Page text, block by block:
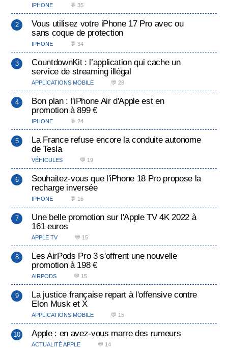
IPHONE 💬 35
Vous utilisez votre iPhone 17 Pro avec ou
sans coque de protection
IPHONE 💬 34
CountdownKit : l’application qui cache un
service de streaming illégal
APPLICATIONS MOBILE 💬 28
Bon plan : l'iPhone Air d'Apple est en
promotion à 899 €
IPHONE 💬 24
La France refuse encore la conduite autonome
de Tesla
VÉHICULES 💬 19
Souhaitez-vous que l'iPhone 18 Pro propose la
recharge inversée
IPHONE 💬 16
Une belle promotion sur l'Apple TV 4K 2022 à
161 euros
APPLE TV 💬 15
Les AirPods Pro 3 s'offrent une nouvelle
promotion à 198 €
AIRPODS 💬 15
La justice française repart à l'offensive contre
Elon Musk et X
APPLICATIONS MOBILE 💬 15
Apple : en avez-vous marre des rumeurs
ACTUALITÉ APPLE 💬 14